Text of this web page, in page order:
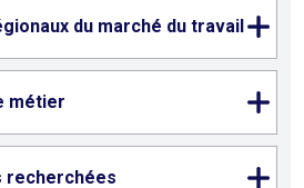
du marché du travail
métier
recherchées